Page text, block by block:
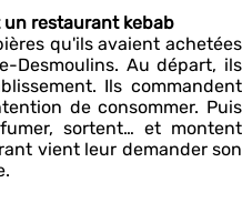
un restaurant kebab
qu'ils avaient achetées
Desmoulins. Au départ, ils
Ils commandent
de consommer. Puis
sortent… et montent
vient leur demander son